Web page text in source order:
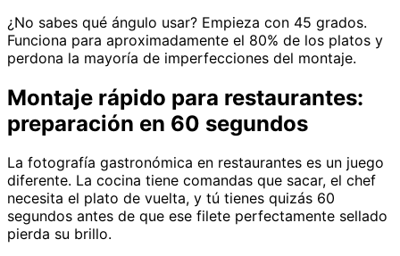
¿No sabes qué ángulo usar? Empieza con 45 grados.
Funciona para aproximadamente el 80% de los platos y
perdona la mayoría de imperfecciones del montaje.
Montaje rápido para restaurantes:
preparación en 60 segundos
La fotografía gastronómica en restaurantes es un juego
diferente. La cocina tiene comandas que sacar, el chef
necesita el plato de vuelta, y tú tienes quizás 60
segundos antes de que ese filete perfectamente sellado
pierda su brillo.